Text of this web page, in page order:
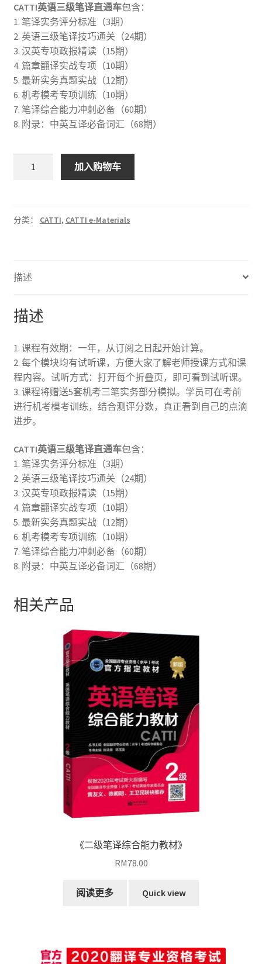
为：
RM699.00。
价
格
为：
RM455.00。
CATTI英语三级笔译直通车包含：
1. 笔译实务评分标准（3期）
2. 英语三级笔译技巧通关（24期）
3. 汉英专项政报精读（15期）
4. 篇章翻译实战专项（10期）
5. 最新实务真题实战（12期）
6. 机考模考专项训练（10期）
7. 笔译综合能力冲刺必备（60期）
8. 附录：中英互译必备词汇（68期）
级
通
数
量
加入购物车
分类： CATTI, CATTI e-Materials
描述
描述
1. 课程有效期：一年，从订阅之日起开始计算。
2. 每个模块均有试听课，方便大家了解老师授课方式和课
程内容。试听方式：打开每个折叠页，即可看到试听课。
3. 课程将赠送5套机考三笔实务部分模拟。学员可在考前
进行机考模考训练，结合测评分数，真正看到自己的点滴
进步。
CATTI英语三级笔译直通车包含：
1. 笔译实务评分标准（3期）
2. 英语三级笔译技巧通关（24期）
3. 汉英专项政报精读（15期）
4. 篇章翻译实战专项（10期）
5. 最新实务真题实战（12期）
6. 机考模考专项训练（10期）
7. 笔译综合能力冲刺必备（60期）
8. 附录：中英互译必备词汇（68期）
相关产品
《二级笔译综合能力教材》
RM78.00
阅读更多 Quick view